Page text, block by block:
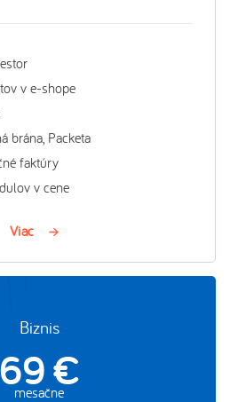
v e-shope
brána, Packeta
faktúry
v cene
Viac
Biznis
69 €
mesačne